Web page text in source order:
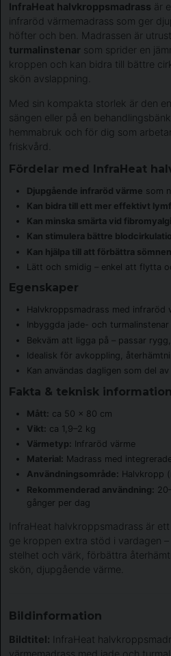
InfraHeat halvkroppsmadrass är
infraröd värmemadrass som ger
höfter och ben. Madrassen är
turmalinstenar som sprider en
kroppen och kan bidra till bättre
skön avslappning.
Med sin kompakta storlek är den
sängen eller på en
hemmabruk och för dig som
friskvård.
Fördelar med InfraHeat
Djupgående infraröd värme som
Kan bidra till ett mer effektivt
Kan minska smärta vid
Kan stimulera bättre
Kan hjälpa till att förbättra sömnen
Lätt och smidig – enkel att flytta
Egenskaper
Halvkroppsmadrass med infraröd
Inbyggda jade- och
Bekväm att ligga på – passar
Idealisk för avkoppling,
Kan användas dagligen som del
Fakta & teknisk information
Mått: ca 50 × 80 cm
Vikt: ca 1,9–2 kg
Värmetyp: Infraröd värme
Material: Madrass med
Användningsområde: Halvkropp
Rekommenderad användning:
gånger per dag
InfraHeat halvkroppsmadrass är
ge kroppen extra stöd i vardagen
stelhet och värk, förbättra
skön, djupgående värme.
Bildinformation
Bildtitel: InfraHeat